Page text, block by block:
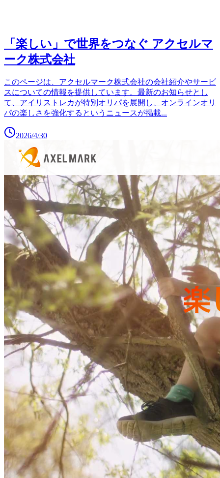
「楽しい」で世界をつなぐ アクセルマ
ーク株式会社
このページは、アクセルマーク株式会社の会社紹介やサービ
スについての情報を提供しています。最新のお知らせとし
て、アイリストレカが特別オリパを展開し、オンラインオリ
パの楽しさを強化するというニュースが掲載...
2026/4/30